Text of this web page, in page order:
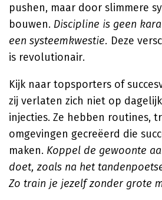
pushen, maar door slimmere
bouwen. Discipline is geen
een systeemkwestie. Deze
is revolutionair.
Kijk naar topsporters of
zij verlaten zich niet op
injecties. Ze hebben routines,
omgevingen gecreëerd die
maken. Koppel de gewoonte
doet, zoals na het
Zo train je jezelf zonder grote